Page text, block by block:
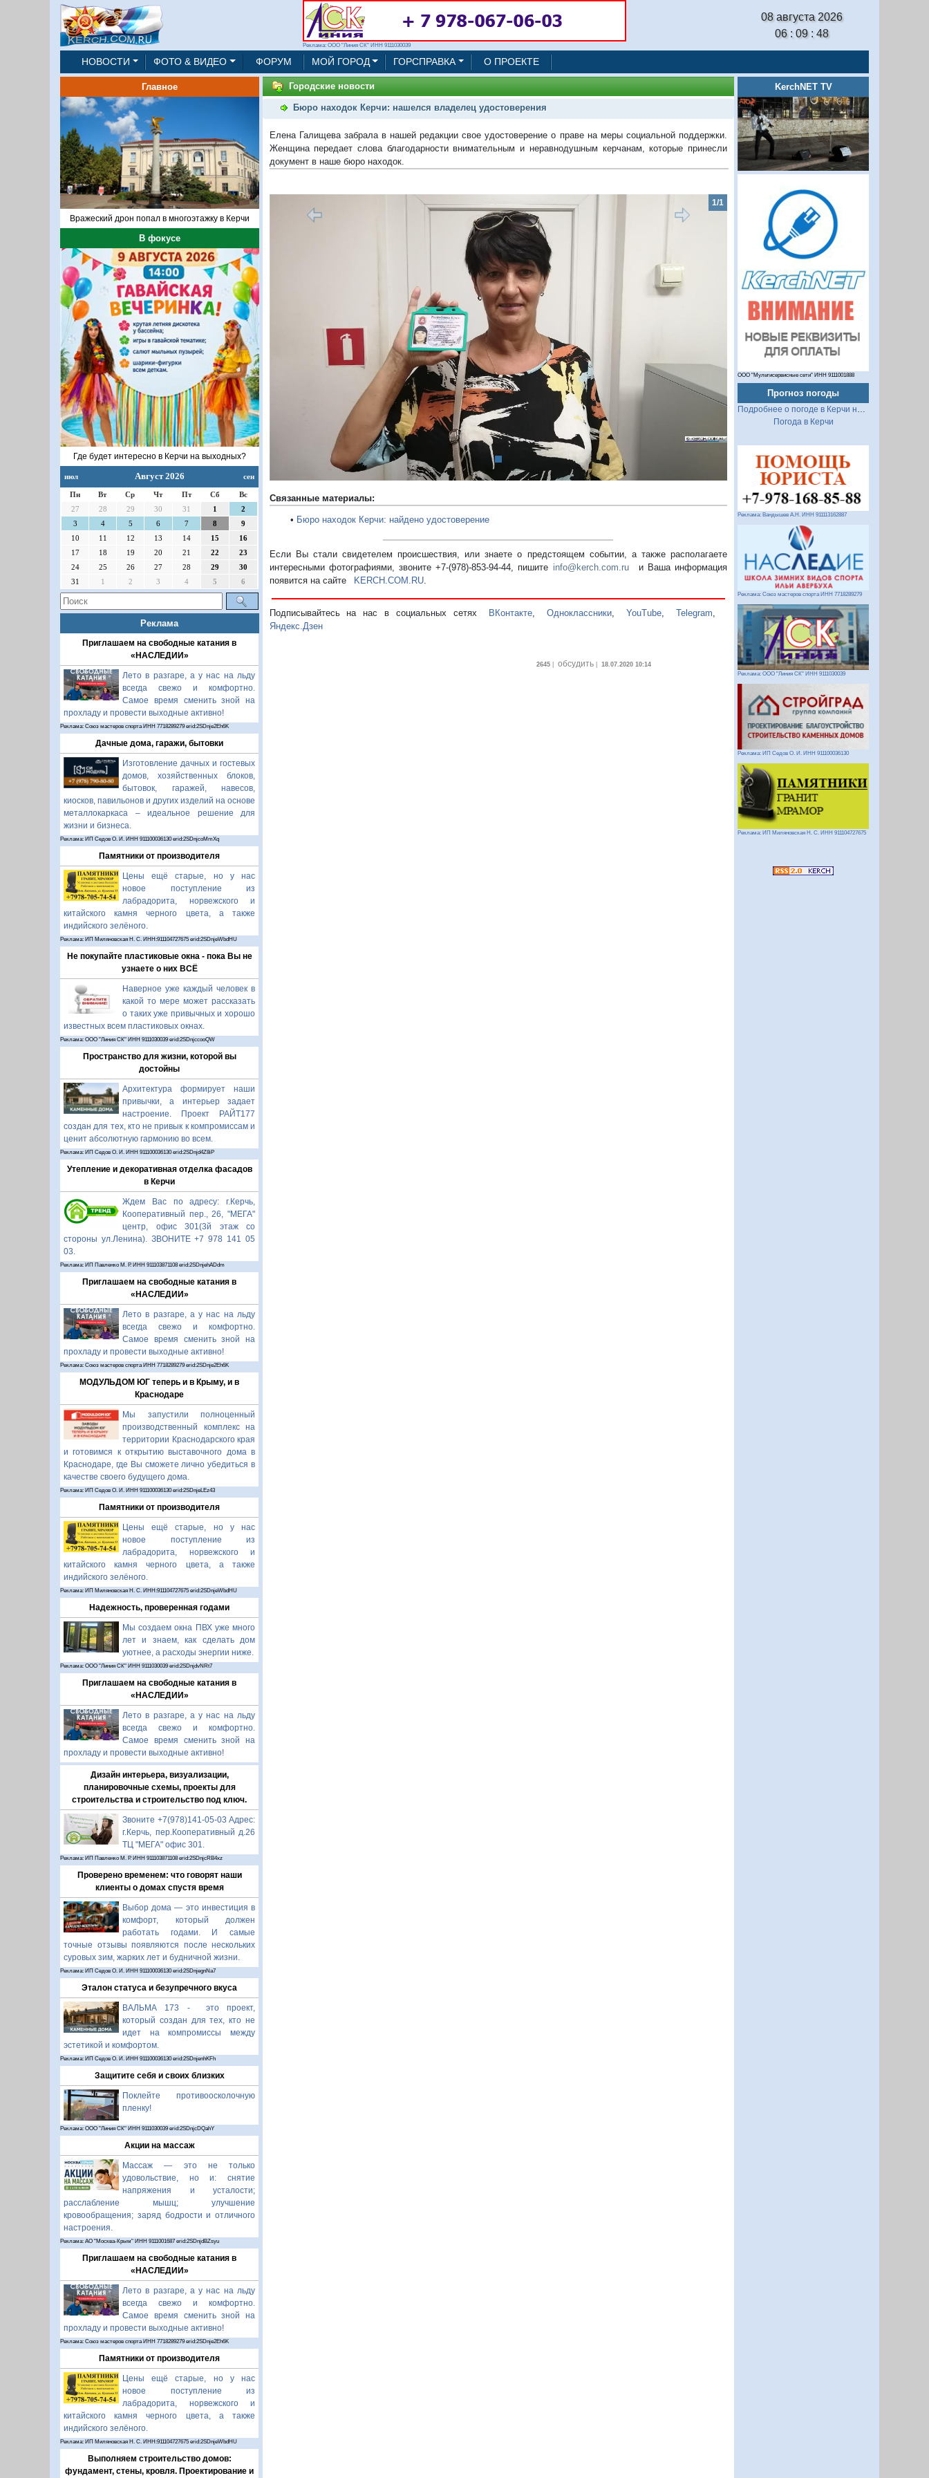
Реклама: ООО "Линия СК" ИНН 9111030039
08 августа 2026
06 : 09 : 49
НОВОСТИ ФОТО & ВИДЕО ФОРУМ МОЙ ГОРОД ГОРСПРАВКА О ПРОЕКТЕ
Главное
Вражеский дрон попал в многоэтажку в Керчи
В фокусе
Где будет интересно в Керчи на выходных?
июл Август 2026 сен
Пн Вт Ср Чт Пт Сб
Вс
27
28 29 30 31 1
2
3
4 5 6 7 8
9
10
11 12 13 14 15
16
17
18 19 20 21 22
23
24
25 26 27 28 29
30
31
1 2 3 4 5 6
Реклама
Приглашаем на свободные катания в
«НАСЛЕДИИ»
Лето в разгаре, а у нас на льду
всегда свежо и комфортно.
Самое время сменить зной на
прохладу и провести выходные активно!
Реклама: Союз мастеров спорта ИНН 7718289279 erid:2SDnje2Eh6K
Дачные дома, гаражи, бытовки
Изготовление дачных и гостевых
домов, хозяйственных блоков,
бытовок, гаражей, навесов,
киосков, павильонов и других изделий на основе
металлокаркаса – идеальное решение для
жизни и бизнеса.
Реклама: ИП Седов О. И. ИНН 911100036130 erid:2SDnjcoMmXq
Памятники от производителя
Цены ещё старые, но у нас
новое поступление из
лабрадорита, норвежского и
китайского камня черного цвета, а также
индийского зелёного.
Реклама: ИП Миляновская Н. С. ИНН:911104727675 erid:2SDnjeWbdHU
Не покупайте пластиковые окна - пока Вы не
узнаете о них ВСЁ
Наверное уже каждый человек в
какой то мере может рассказать
о таких уже привычных и хорошо
известных всем пластиковых окнах.
Реклама: ООО "Линия СК" ИНН 9111030039 erid:2SDnjccooQW
Пространство для жизни, которой вы
достойны
Архитектура формирует наши
привычки, а интерьер задает
настроение. Проект РАЙТ177
создан для тех, кто не привык к компромиссам и
ценит абсолютную гармонию во всем.
Реклама: ИП Седов О. И. ИНН 911100036130 erid:2SDnjd4Z8iP
Утепление и декоративная отделка фасадов
в Керчи
Ждем Вас по адресу: г.Керчь,
Кооперативный пер., 26, "МЕГА"
центр, офис 301(3й этаж со
стороны ул.Ленина). ЗВОНИТЕ +7 978 141 05
03.
Реклама: ИП Павленко М. Р. ИНН 911103871108 erid:2SDnjehADdm
Приглашаем на свободные катания в
«НАСЛЕДИИ»
Лето в разгаре, а у нас на льду
всегда свежо и комфортно.
Самое время сменить зной на
прохладу и провести выходные активно!
Реклама: Союз мастеров спорта ИНН 7718289279 erid:2SDnje2Eh6K
МОДУЛЬДОМ ЮГ теперь и в Крыму, и в
Краснодаре
Мы запустили полноценный
производственный комплекс на
территории Краснодарского края
и готовимся к открытию выставочного дома в
Краснодаре, где Вы сможете лично убедиться в
качестве своего будущего дома.
Реклама: ИП Седов О. И. ИНН 911100036130 erid:2SDnjeLEz43
Памятники от производителя
Цены ещё старые, но у нас
новое поступление из
лабрадорита, норвежского и
китайского камня черного цвета, а также
индийского зелёного.
Реклама: ИП Миляновская Н. С. ИНН:911104727675 erid:2SDnjeWbdHU
Надежность, проверенная годами
Мы создаем окна ПВХ уже много
лет и знаем, как сделать дом
уютнее, а расходы энергии ниже.
Реклама: ООО "Линия СК" ИНН 9111030039 erid:2SDnjdvNRt7
Приглашаем на свободные катания в
«НАСЛЕДИИ»
Лето в разгаре, а у нас на льду
всегда свежо и комфортно.
Самое время сменить зной на
прохладу и провести выходные активно!
Дизайн интерьера, визуализации,
планировочные схемы, проекты для
строительства и строительство под ключ.
Звоните +7(978)141-05-03 Адрес:
г.Керчь, пер.Кооперативный д.26
ТЦ "МЕГА" офис 301.
Реклама: ИП Павленко М. Р. ИНН 911103871108 erid:2SDnjcRB4xz
Проверено временем: что говорят наши
клиенты о домах спустя время
Выбор дома — это инвестиция в
комфорт, который должен
работать годами. И самые
точные отзывы появляются после нескольких
суровых зим, жарких лет и будничной жизни.
Реклама: ИП Седов О. И. ИНН 911100036130 erid:2SDnjegnNa7
Эталон статуса и безупречного вкуса
ВАЛЬМА 173 - это проект,
который создан для тех, кто не
идет на компромиссы между
эстетикой и комфортом.
Реклама: ИП Седов О. И. ИНН 911100036130 erid:2SDnjenhKFh
Защитите себя и своих близких
Поклейте противоосколочную
пленку!
Реклама: ООО "Линия СК" ИНН 9111030039 erid:2SDnjcDQahY
Акции на массаж
Массаж — это не только
удовольствие, но и: снятие
напряжения и усталости;
расслабление мышц; улучшение
кровообращения; заряд бодрости и отличного
настроения.
Реклама: АО "Москва-Крым" ИНН 9111001687 erid:2SDnjdBZsyu
Приглашаем на свободные катания в
«НАСЛЕДИИ»
Лето в разгаре, а у нас на льду
всегда свежо и комфортно.
Самое время сменить зной на
прохладу и провести выходные активно!
Реклама: Союз мастеров спорта ИНН 7718289279 erid:2SDnje2Eh6K
Памятники от производителя
Цены ещё старые, но у нас
новое поступление из
лабрадорита, норвежского и
китайского камня черного цвета, а также
индийского зелёного.
Реклама: ИП Миляновская Н. С. ИНН:911104727675 erid:2SDnjeWbdHU
Выполняем строительство домов:
фундамент, стены, кровля. Проектирование и
Городские новости
Бюро находок Керчи: нашелся владелец удостоверения
Елена Галищева забрала в нашей редакции свое удостоверение о праве на меры социальной поддержки.
Женщина передает слова благодарности внимательным и неравнодушным керчанам, которые принесли
документ в наше бюро находок.
1/1
Предыдущий
Связанные материалы:
• Бюро находок Керчи: найдено удостоверение
Если Вы стали свидетелем происшествия, или знаете о предстоящем событии, а также располагаете
интересными фотографиями, звоните +7-(978)-853-94-44, пишите info@kerch.com.ru и Ваша информация
появится на сайте KERCH.COM.RU.
Подписывайтесь на нас в социальных сетях ВКонтакте Одноклассники ,YouTube ,Telegram
Яндекс.Дзен
2645| обсудить| 18.07.2020 10:14
KerchNET TV
ООО "Мультисервисные сети" ИНН 9111001888
Прогноз погоды
Подробнее о погоде в Керчи на 2 недели
Погода в Керчи
Реклама: Вандышев А.Н. ИНН 911113162887
Реклама: Союз мастеров спорта ИНН 7718289279
Реклама: ООО "Линия СК" ИНН 9111030039
Реклама: ИП Седов О. И. ИНН 911100036130
Реклама: ИП Миляновская Н. С. ИНН 911104727675